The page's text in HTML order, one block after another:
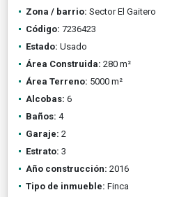
Zona / barrio: Sector El Gaitero
Código: 7236423
Estado: Usado
Área Construida: 280 m²
Área Terreno: 5000 m²
Alcobas: 6
Baños: 4
Garaje: 2
Estrato: 3
Año construcción: 2016
Tipo de inmueble: Finca